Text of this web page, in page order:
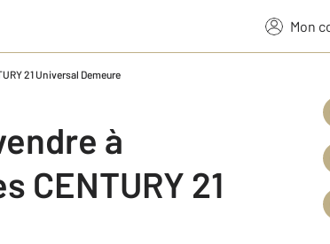
Mon
21 Universal Demeure
à
CENTURY 21